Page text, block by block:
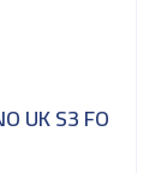
UK S3 FO